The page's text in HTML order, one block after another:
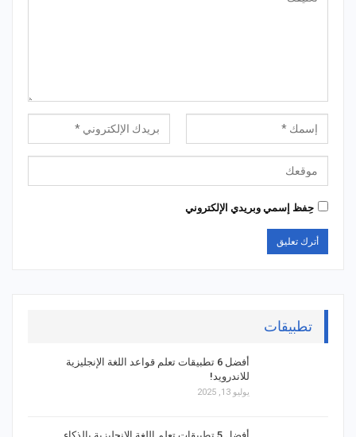
حِفظ إسمي وبريدي الإلكتروني
تطبيقات
أفضل 6 تطبيقات تعلم قواعد اللغة الإنجليزية
للاندرويد!
يوليو 13, 2025